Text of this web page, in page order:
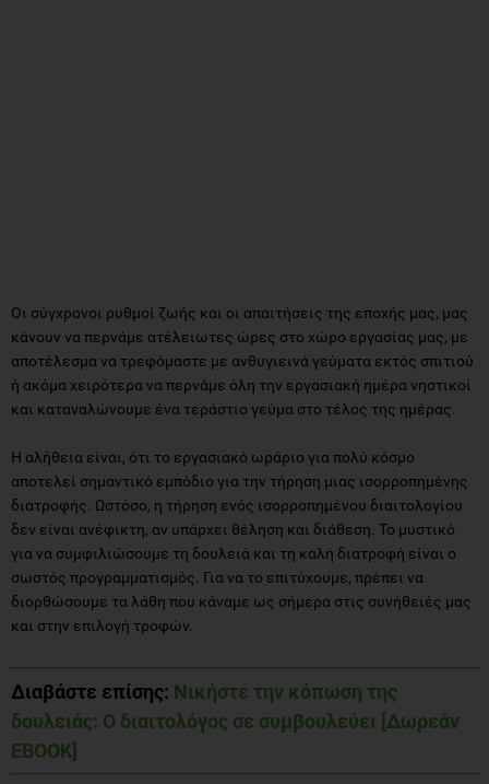
Οι σύγχρονοι ρυθμοί ζωής και οι απαιτήσεις της εποχής μας, μας
κάνουν να περνάμε ατέλειωτες ώρες στο χώρο εργασίας μας, με
αποτέλεσμα να τρεφόμαστε με ανθυγιεινά γεύματα εκτός σπιτιού
ή ακόμα χειρότερα να περνάμε όλη την εργασιακή ημέρα νηστικοί
και καταναλώνουμε ένα τεράστιο γεύμα στο τέλος της ημέρας.
Η αλήθεια είναι, ότι το εργασιακό ωράριο για πολύ κόσμο
αποτελεί σημαντικό εμπόδιο για την τήρηση μιας ισορροπημένης
διατροφής. Ωστόσο, η τήρηση ενός ισορροπημένου διαιτολογίου
δεν είναι ανέφικτη, αν υπάρχει θέληση και διάθεση. Το μυστικό
για να συμφιλιώσουμε τη δουλειά και τη καλή διατροφή είναι ο
σωστός προγραμματισμός. Για να το επιτύχουμε, πρέπει να
διορθώσουμε τα λάθη που κάναμε ως σήμερα στις συνήθειές μας
και στην επιλογή τροφών.
Διαβάστε επίσης: Νικήστε την κόπωση της
δουλειάς: Ο διαιτολόγος σε συμβουλεύει [Δωρεάν
EBOOK]